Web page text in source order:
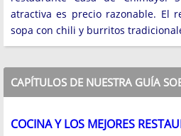
atractiva es precio razonable. El
sopa con chili y burritos
CAPÍTULOS DE NUESTRA GUÍA
COCINA Y LOS MEJORES